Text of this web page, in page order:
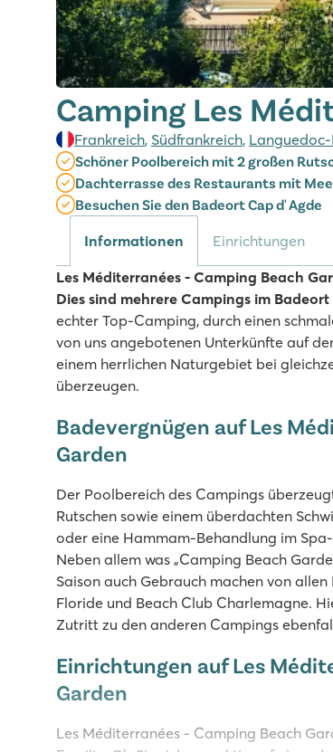
Camping Les
Frankreich, Südfrankreich,
Schöner Poolbereich mit 2 großen
Dachterrasse des Restaurants mit
Besuchen Sie den Badeort Cap d' Agde
Informationen Einrichtungen
Les Méditerranées - Camping Beach
Dies sind mehrere Campings im Badeort
echter Top-Camping, durch einen
von uns angebotenen Unterkünfte auf
einem herrlichen Naturgebiet bei
überzeugen.
Badevergnügen auf Les
Garden
Der Poolbereich des Campings
Rutschen sowie einem überdachten
oder eine Hammam-Behandlung im
Neben allem was „Camping Beach
Saison auch Gebrauch machen von
Floride und Beach Club Charlemagne.
Zutritt zu den anderen Campings
Einrichtungen auf Les
Garden
Les Méditerranées - Camping Beach